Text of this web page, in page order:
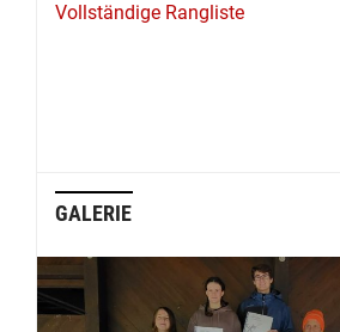
Vollständige Rangliste
GALERIE